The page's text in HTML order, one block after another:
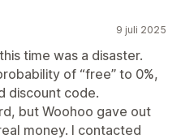
9 juli 2025
time was a disaster.
of “free” to 0%,
discount code.
but Woohoo gave out
money. I contacted